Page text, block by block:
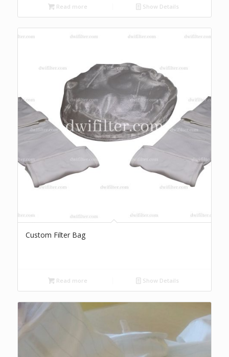
Read more Show Details
Custom Filter Bag
Read more Show Details